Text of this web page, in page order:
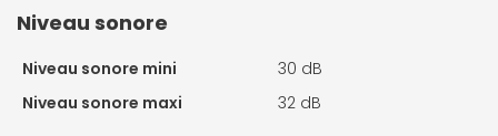
Niveau sonore
Niveau sonore mini
30 dB
Niveau sonore maxi
32 dB